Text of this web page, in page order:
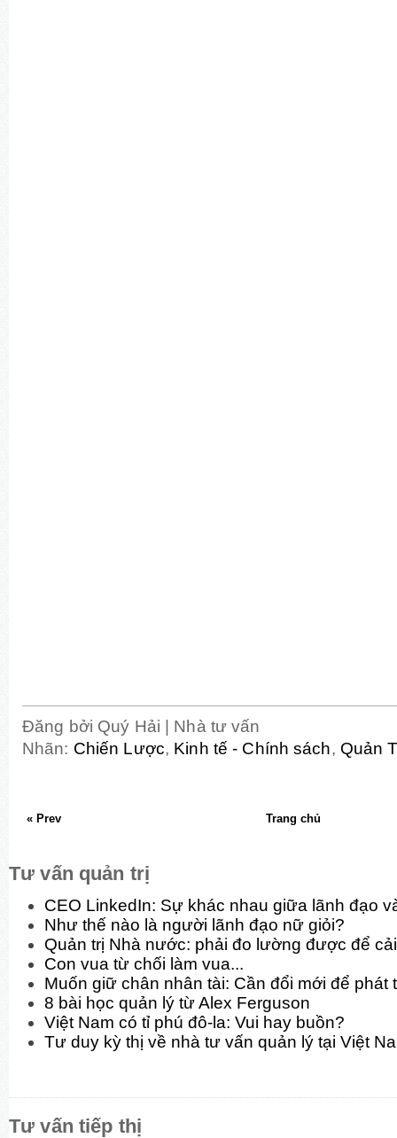
Đăng bởi Quý Hải | Nhà tư vấn
Nhãn: Chiến Lược, Kinh tế - Chính sách, Quản
« Prev Trang chủ
Tư vấn quản trị
CEO LinkedIn: Sự khác nhau giữa lãnh đạo
Như thế nào là người lãnh đạo nữ giỏi?
Quản trị Nhà nước: phải đo lường được để
Con vua từ chối làm vua...
Muốn giữ chân nhân tài: Cần đổi mới để phát
8 bài học quản lý từ Alex Ferguson
Việt Nam có tỉ phú đô-la: Vui hay buồn?
Tư duy kỳ thị về nhà tư vấn quản lý tại Việt
Tư vấn tiếp thị